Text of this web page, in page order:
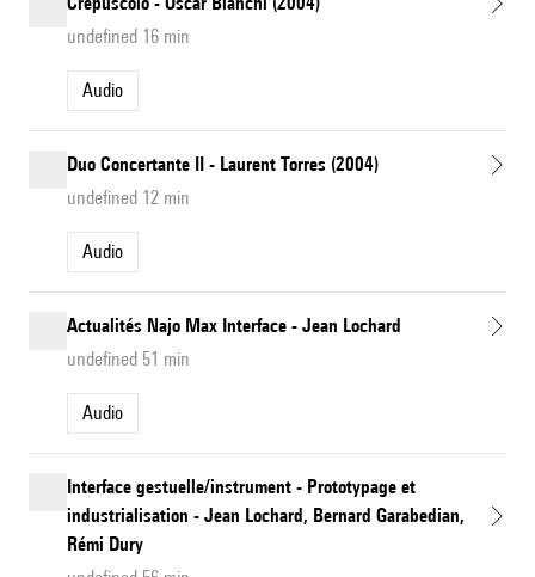
undefined 16 min
Audio
Duo Concertante II - Laurent Torres (2004)
undefined 12 min
Audio
Actualités Najo Max Interface - Jean Lochard
undefined 51 min
Audio
Interface gestuelle/instrument - Prototypage et
industrialisation - Jean Lochard, Bernard Garabedian,
Rémi Dury